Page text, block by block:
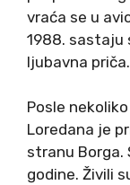
vraća se u
1988. sastaju
ljubavna priča.
Posle
Loredana je
stranu Borga.
godine. Živili